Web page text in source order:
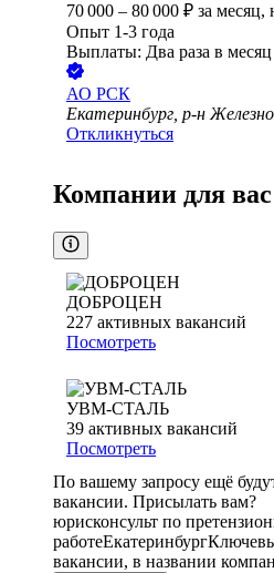
70 000 – 80 000 ₽ за месяц,
Опыт 1-3 года
Выплаты: Два раза в месяц
АО РСК
Екатеринбург, р-н
Откликнуться
Компании для вас
ДОБРОЦЕН
227 активных вакансий
Посмотреть
УВМ-СТАЛЬ
39 активных вакансий
Посмотреть
По вашему запросу ещё
вакансии. Присылать вам?
юрисконсульт по
работеЕкатеринбург
вакансии, в названии